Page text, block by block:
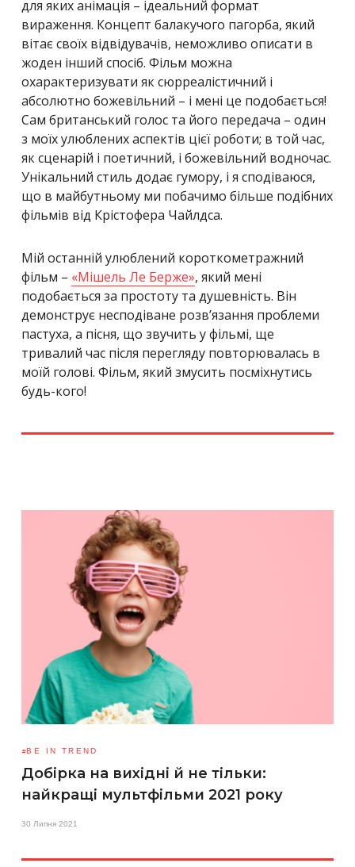
для яких анімація – ідеальний формат
вираження. Концепт балакучого пагорба, який
вітає своїх відвідувачів, неможливо описати в
жоден інший спосіб. Фільм можна
охарактеризувати як сюрреалістичний і
абсолютно божевільний – і мені це подобається!
Сам британський голос та його передача – один
з моїх улюблених аспектів цієї роботи; в той час,
як сценарій і поетичний, і божевільний водночас.
Унікальний стиль додає гумору, і я сподіваюся,
що в майбутньому ми побачимо більше подібних
фільмів від Крістофера Чайлдса.
Мій останній улюблений короткометражний
фільм – «Мішель Ле Берже», який мені
подобається за простоту та душевність. Він
демонструє несподіване розв’язання проблеми
пастуха, а пісня, що звучить у фільмі, ще
тривалий час після перегляду повторювалась в
моїй голові. Фільм, який змусить посміхнутись
будь-кого!
BE IN TREND
Добірка на вихідні й не тільки:
найкращі мультфільми 2021 року
30 Липня 2021